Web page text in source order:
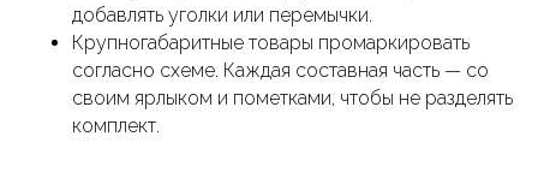
добавлять уголки или перемычки.
Крупногабаритные товары промаркировать
согласно схеме. Каждая составная часть — со
своим ярлыком и пометками, чтобы не разделять
комплект.